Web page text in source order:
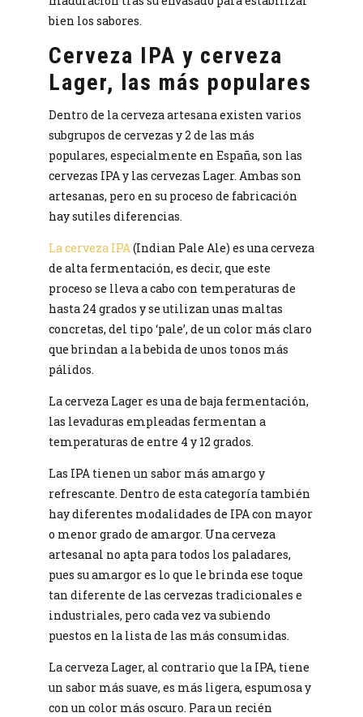
bien los sabores.
Cerveza IPA y cerveza
Lager, las más populares
Dentro de la cerveza artesana existen varios
subgrupos de cervezas y 2 de las más
populares, especialmente en España, son las
cervezas IPA y las cervezas Lager. Ambas son
artesanas, pero en su proceso de fabricación
hay sutiles diferencias.
La cerveza IPA(Indian Pale Ale) es una cerveza
de alta fermentación, es decir, que este
proceso se lleva a cabo con temperaturas de
hasta 24 grados y se utilizan unas maltas
concretas, del tipo ‘pale’, de un color más claro
que brindan a la bebida de unos tonos más
pálidos.
La cerveza Lager es una de baja fermentación,
las levaduras empleadas fermentan a
temperaturas de entre 4 y 12 grados.
Las IPA tienen un sabor más amargo y
refrescante. Dentro de esta categoría también
hay diferentes modalidades de IPA con mayor
o menor grado de amargor. Una cerveza
artesanal no apta para todos los paladares,
pues su amargor es lo que le brinda ese toque
tan diferente de las cervezas tradicionales e
industriales, pero cada vez va subiendo
puestos en la lista de las más consumidas.
La cerveza Lager, al contrario que la IPA, tiene
un sabor más suave, es más ligera, espumosa y
con un color más oscuro. Para un recién